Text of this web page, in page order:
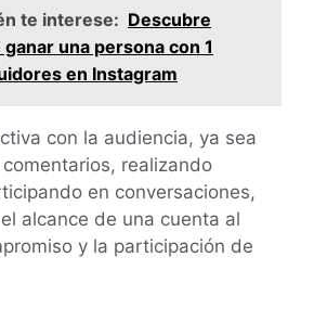
te interese: Descubre
una persona con 1
en Instagram
con la audiencia, ya sea
realizando
en conversaciones,
alcance de una cuenta al
y la participación de